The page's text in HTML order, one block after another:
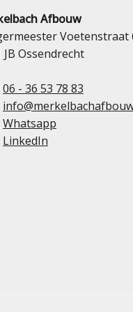
Afbouw
Voetenstraat
JB Ossendrecht
06 - 36 53 78 83
Whatsapp
LinkedIn